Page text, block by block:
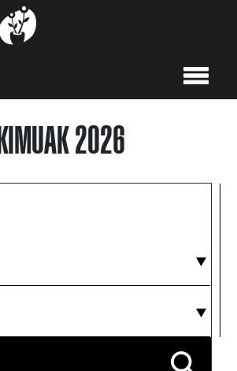
KIMUAK 2026